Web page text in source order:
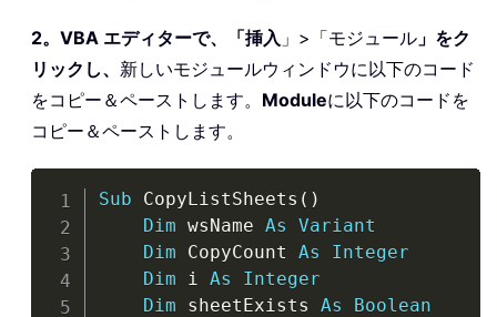
2。VBA エディターで、「挿入 」>「モジュール 」をク
リックし、 新しいモジュールウィンドウに以下のコード
をコピー＆ペーストします。 Moduleに以下のコードを
コピー＆ペーストします。
Sub CopyListSheets ( )
Dim wsName As
Variant
Dim CopyCount As
Integer
Dim i As
Integer
Dim sheetExists As
Boolean